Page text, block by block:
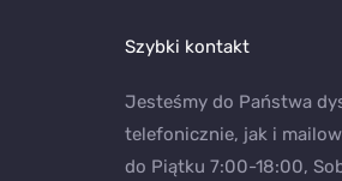
Szybki kontakt
Jesteśmy do Państwa
telefonicznie, jak i
do Piątku 7:00-18:00,